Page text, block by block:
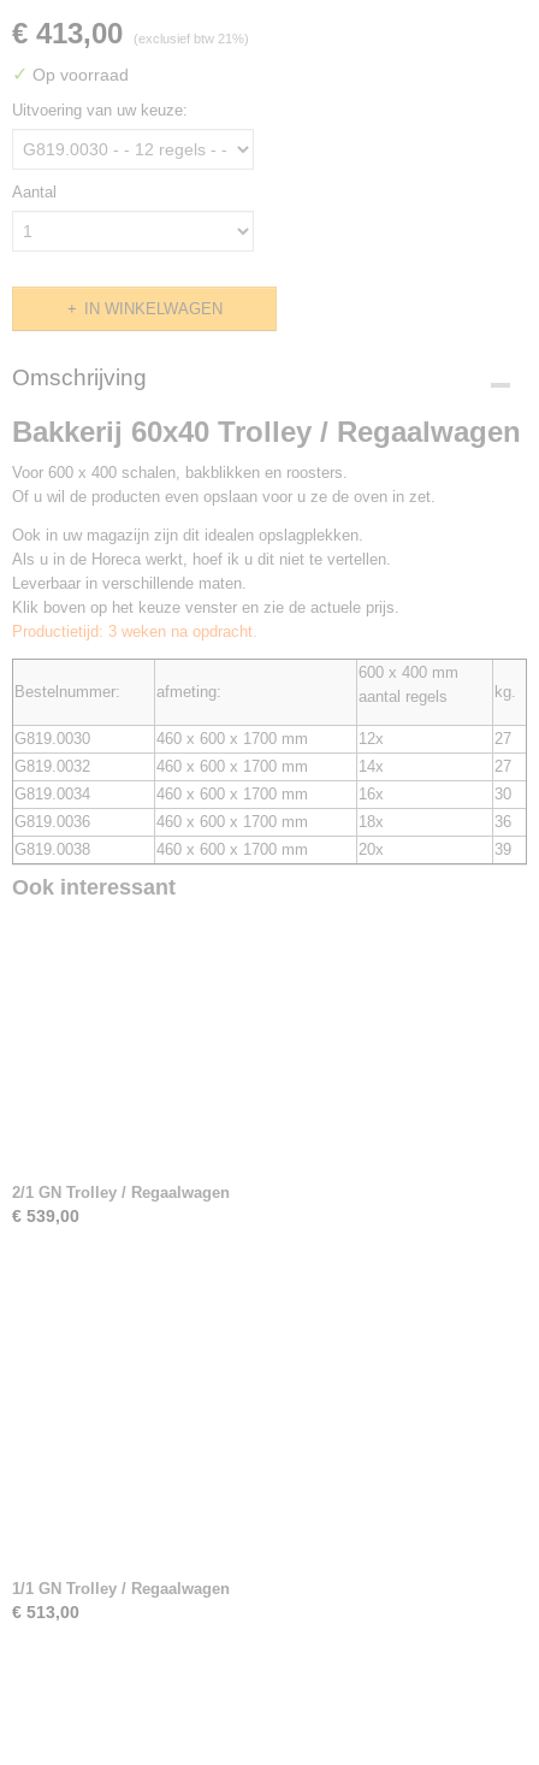
€ 413,00 (exclusief btw 21%)
✓ Op voorraad
Uitvoering van uw keuze:
Aantal
IN WINKELWAGEN
Omschrijving
Bakkerij 60x40 Trolley / Regaalwagen
Voor 600 x 400 schalen, bakblikken en roosters.
Of u wil de producten even opslaan voor u ze de oven in zet.
Ook in uw magazijn zijn dit idealen opslagplekken.
Als u in de Horeca werkt, hoef ik u dit niet te vertellen.
Leverbaar in verschillende maten.
Klik boven op het keuze venster en zie de actuele prijs.
Productietijd: 3 weken na opdracht.
Bestelnummer: afmeting:
600 x 400 mm
aantal regels
kg.
G819.0030 460 x 600 x 1700 mm 12x
27
G819.0032
460 x 600 x 1700 mm 14x
27
G819.0034
460 x 600 x 1700 mm 16x
30
G819.0036
460 x 600 x 1700 mm 18x
36
G819.0038
460 x 600 x 1700 mm 20x 39
Ook interessant
2/1 GN Trolley / Regaalwagen
€ 539,00
1/1 GN Trolley / Regaalwagen
€ 513,00